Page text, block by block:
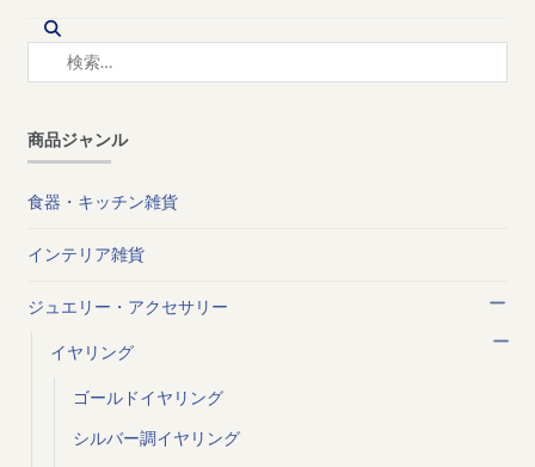
索:
商品ジャンル
食器・キッチン雑貨
インテリア雑貨
ジュエリー・アクセサリー
イヤリング
ゴールドイヤリング
シルバー調イヤリング